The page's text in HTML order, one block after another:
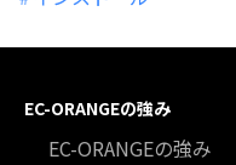
EC-ORANGEの強み
EC-ORANGEの強み